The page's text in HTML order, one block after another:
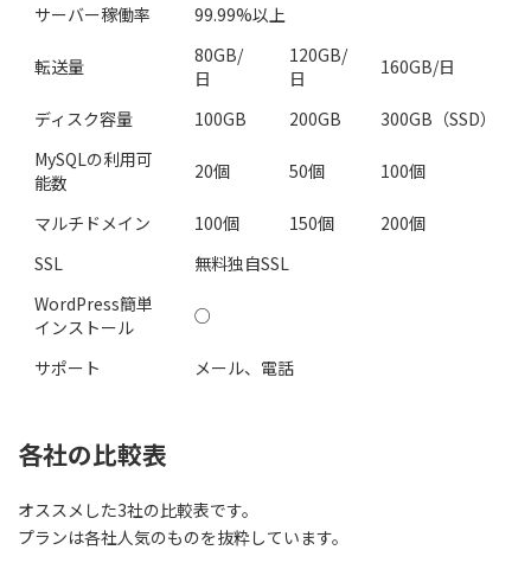
サーバー稼働率
99.99%以上
転送量
80GB/
日
120GB/
日
160GB/日
ディスク容量 100GB 200GB
300GB（SSD）
MySQLの利用可
能数
20個 50個 100個
マルチドメイン 100個 150個
200個
SSL
無料独自SSL
WordPress簡単
インストール
○
サポート メール、電話
各社の比較表
オススメした3社の比較表です。
プランは各社人気のものを抜粋しています。